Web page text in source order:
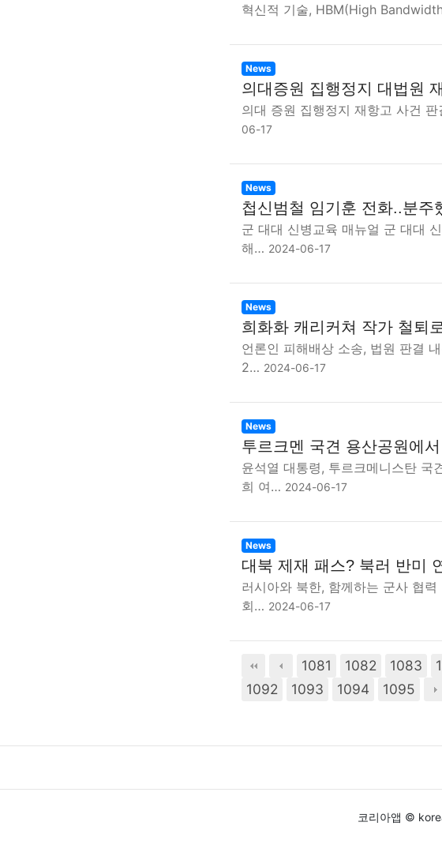
혁신적 기술, HBM(High
News
의대증원 집행정지 대법원
의대 증원 집행정지 재항고 사건
06-17
News
첩신범철 임기훈 전화..분주
군 대대 신병교육 매뉴얼 군 대대
해… 2024-06-17
News
희화화 캐리커쳐 작가 철퇴
언론인 피해배상 소송, 법원 판결
2… 2024-06-17
News
투르크멘 국견 용산공원에
윤석열 대통령, 투르크메니스탄 국
희 여… 2024-06-17
News
대북 제재 패스? 북러 반미
러시아와 북한, 함께하는 군사 협
회… 2024-06-17
1081 1082 1083
1092 1093 1094 1095
코리아앱 ©